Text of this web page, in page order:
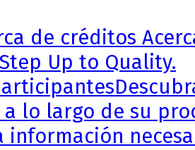
de créditos
Up to Quality.
lo largo de su
información